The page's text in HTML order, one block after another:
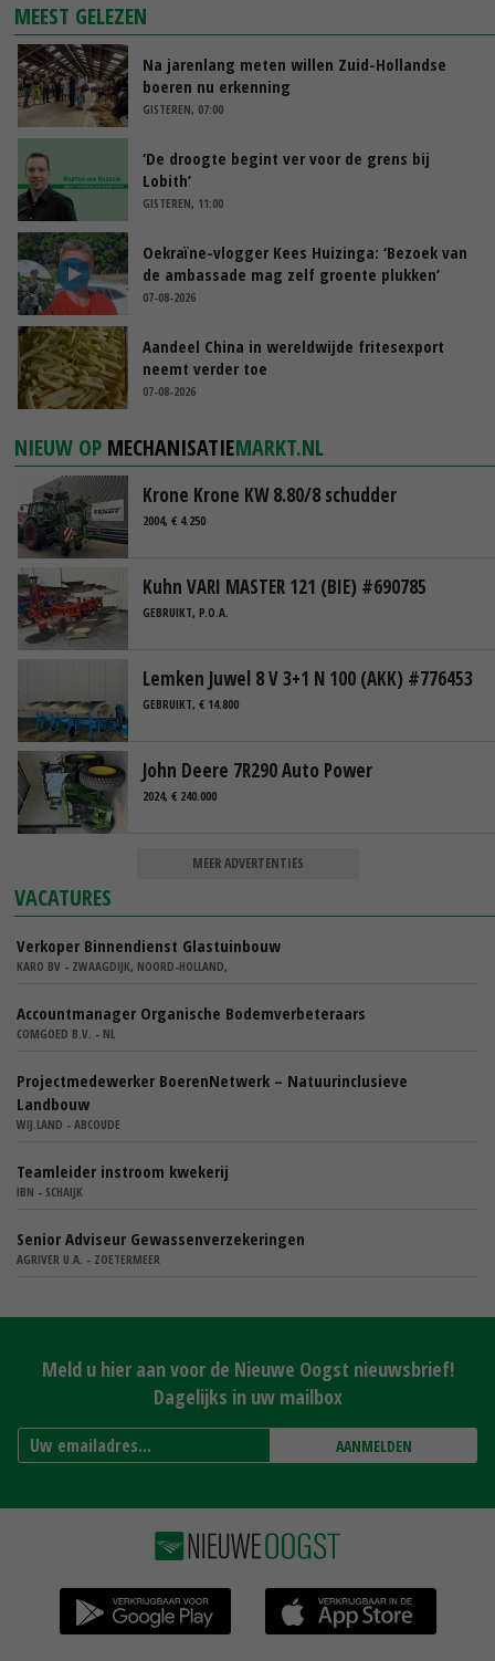
MEEST GELEZEN
Na jarenlang meten willen Zuid-Hollandse
boeren nu erkenning
GISTEREN, 07:00
‘De droogte begint ver voor de grens bij
Lobith’
GISTEREN, 11:00
Oekraïne-vlogger Kees Huizinga: ‘Bezoek van
de ambassade mag zelf groente plukken’
07-08-2026
Aandeel China in wereldwijde fritesexport
neemt verder toe
07-08-2026
NIEUW OP MECHANISATIEMARKT.NL
Krone Krone KW 8.80/8 schudder
2004, € 4.250
Kuhn VARI MASTER 121 (BIE) #690785
GEBRUIKT, P.O.A.
Lemken Juwel 8 V 3+1 N 100 (AKK) #776453
GEBRUIKT, € 14.800
John Deere 7R290 Auto Power
2024, € 240.000
MEER ADVERTENTIES
VACATURES
Verkoper Binnendienst Glastuinbouw
KARO BV - ZWAAGDIJK, NOORD-HOLLAND,
Accountmanager Organische Bodemverbeteraars
COMGOED B.V. - NL
Projectmedewerker BoerenNetwerk – Natuurinclusieve
Landbouw
WIJ.LAND - ABCOUDE
Teamleider instroom kwekerij
IBN - SCHAIJK
Senior Adviseur Gewassenverzekeringen
AGRIVER U.A. - ZOETERMEER
Meld u hier aan voor de Nieuwe Oogst nieuwsbrief!
Dagelijks in uw mailbox
AANMELDEN